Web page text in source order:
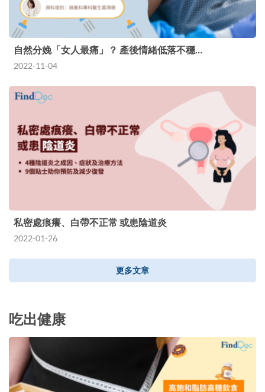
自然分娩「女人最痛」？ 產後情緒低落不穩…
2022-11-04
私密處痕癢、白帶不正常 或患陰道炎
2022-01-26
更多文章
吃出健康